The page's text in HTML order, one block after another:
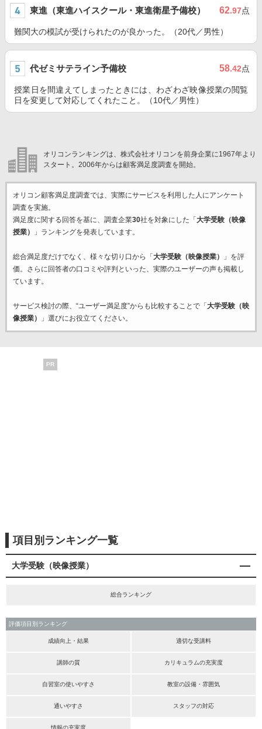
東進（東進ハイスクール・東進衛星予備校） 62.97点
難関大の模試が受けられたのが良かった。（20代／男性）
代ゼミサテライン予備校 58.42点
授業日を間違えてしまったときには、わざわざ映像授業の閲覧
日を変更して対応してくれたこと。（10代／男性）
オリコンランキングは、株式会社オリコンを前身企業に1967年より
スタート。2006年からは顧客満足度調査を開始。
オリコン顧客満足度調査では、実際にサービスを利用した 人にアンケート
調査を実施。
満足度に関する回答を基に、調査企業30社を対象にした「 大学受験（映像
授業）
」ランキングを発表しています。
総合満足度だけでなく、様々な切り口から「 大学受験（映像授業）
」を評
価。さらに回答者の口コミや評判といった、実際のユーザーの声も掲載し
ています。
サービス検討の際、“ユーザー満足度”からも比較することで「 大学受験（映
像授業）
」選びにお役立てください。
PR
項目別ランキング一覧
大学受験（映像授業）
総合ランキング
評価項目別ランキング
成績向上・結果 適切な受講料
講師の質 カリキュラムの充実度
自習室の使いやすさ 教室の設備・雰囲気
通いやすさ スタッフの対応
情報の充実度